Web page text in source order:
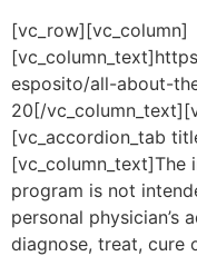
[vc_row][vc_column]
esposito/all-about-
20[/
[vc_accordion_tab
program is not
personal physician’s
diagnose, treat, cure